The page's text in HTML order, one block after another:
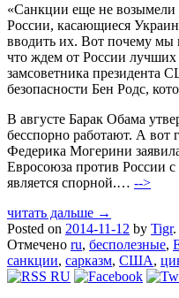
«Санкции еще не
России, касающиеся
вводить их. Вот почему мы
что ждем от России
замсоветника президента
безопасности Бен Родс,
В августе Барак Обама
бесспорно работают. А вот
Федерика Могерини
Евросоюза против России
является спорной.… -->
читать дальше →
Posted on 2014-11-12 by Tigr.
Отмечено ru, бесполезные,
санкции, сарказм, США,